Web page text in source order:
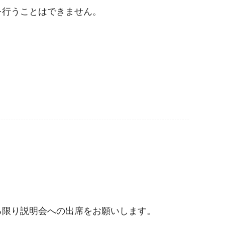
うことはできません。
り説明会への出席をお願いします。